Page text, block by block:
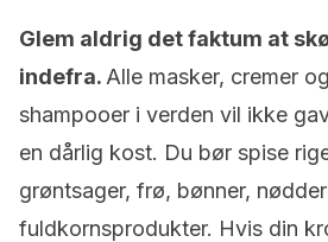
Glem aldrig det faktum at
indefra. Alle masker, cremer
shampooer i verden vil ikke
en dårlig kost. Du bør spise
grøntsager, frø, bønner,
fuldkornsprodukter. Hvis din